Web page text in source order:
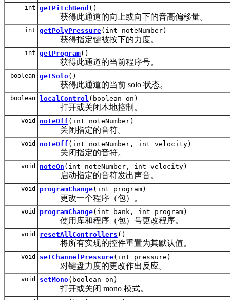
int getPitchBend ()
获得此通道的向上或向下的音高偏移量。
int getPolyPressure(int noteNumber)
获得指定键被按下的力度。
int getProgram()
获得此通道的当前程序号。
boolean getSolo()
获得此通道的当前 solo 状态。
boolean localControl (boolean on)
打开或关闭本地控制。
void noteOff (int noteNumber)
关闭指定的音符。
void noteOff (int noteNumber, int velocity)
关闭指定的音符。
void noteOn (int noteNumber, int velocity)
启动指定的音符发出声音。
void programChange(int program)
更改一个程序（包）。
void programChange(int bank, int program)
使用库和程序（包）号更改程序。
void resetAllControllers ()
将所有实现的控件重置为其默认值。
void setChannelPressure(int pressure)
对键盘力度的更改作出反应。
void setMono(boolean on)
打开或关闭 mono 模式。